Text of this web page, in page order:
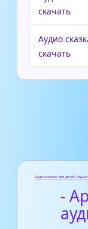
скачать
Аудио
скачать
Аудиосказки для детей
-